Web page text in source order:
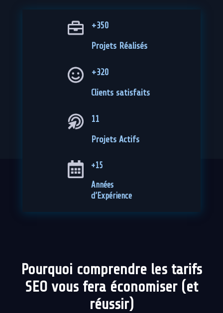
+350
Projets Réalisés
+320
Clients satisfaits
11
Projets Actifs
+15
Années
d’Expérience
Pourquoi comprendre les tarifs
SEO vous fera économiser (et
réussir)